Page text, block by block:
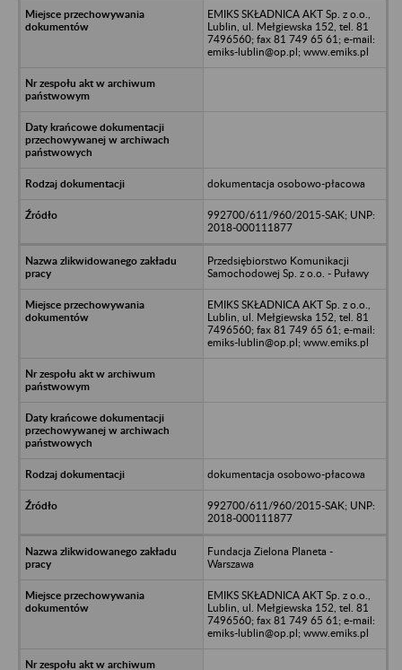
EMIKS SKŁADNICA AKT Sp. z o.o.,
Lublin, ul. Mełgiewska 152, tel. 81
7496560; fax 81 749 65 61; e-mail:
emiks-lublin@op.pl; www.emiks.pl
dokumentacja osobowo-płacowa
992700/611/960/2015-SAK; UNP:
2018-000111877
Przedsiębiorstwo Komunikacji
Samochodowej Sp. z o.o. - Puławy
EMIKS SKŁADNICA AKT Sp. z o.o.,
Lublin, ul. Mełgiewska 152, tel. 81
7496560; fax 81 749 65 61; e-mail:
emiks-lublin@op.pl; www.emiks.pl
dokumentacja osobowo-płacowa
992700/611/960/2015-SAK; UNP:
2018-000111877
Fundacja Zielona Planeta -
Warszawa
EMIKS SKŁADNICA AKT Sp. z o.o.,
Lublin, ul. Mełgiewska 152, tel. 81
7496560; fax 81 749 65 61; e-mail:
emiks-lublin@op.pl; www.emiks.pl